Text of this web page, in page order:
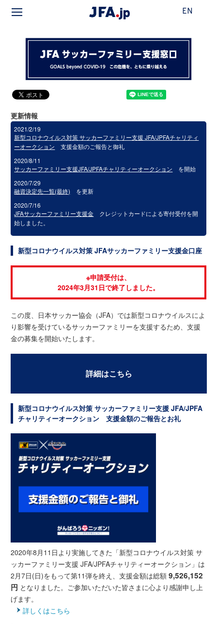
EN
更新情報
2021/2/19
新型コロナウイルス対策 サッカーファミリー支援 JFA/JPFAチャリティ
ーオークション 支援金額のご報告と御礼
2020/8/11
サッカーファミリー支援JFA/JPFAチャリティーオークション を開始
2020/7/29
融資決定先一覧(最終) を更新
2020/7/16
JFAサッカーファミリー支援金 クレジットカードによる寄付受付を開
始しました。
新型コロナウイルス対策 JFAサッカーファミリー支援金口座
※申請受付は、
2024年3月31日で終了しました。
この度、日本サッカー協会（JFA）では新型コロナウイルスによ
り影響を受けているサッカーファミリーを支援するため、支援
金の募集を開始いたします。
詳細はこちら
新型コロナウイルス対策 サッカーファミリー支援 JFA/JPFA
チャリティーオークション 支援金額のご報告とお礼
2020年8月11日より実施してきた「新型コロナウイルス対策 サ
ッカーファミリー支援 JFA/JPFAチャリティーオークション」は
2月7日(日)をもって第11弾を終え、支援金額は総額9,526,152
円 となりました。ご参加いただいた皆さまに心より感謝申し上
げます。
詳しくはこちら